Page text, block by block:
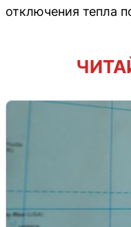
отключения тепла